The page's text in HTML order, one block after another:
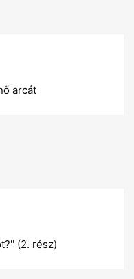
arcát
(2. rész)